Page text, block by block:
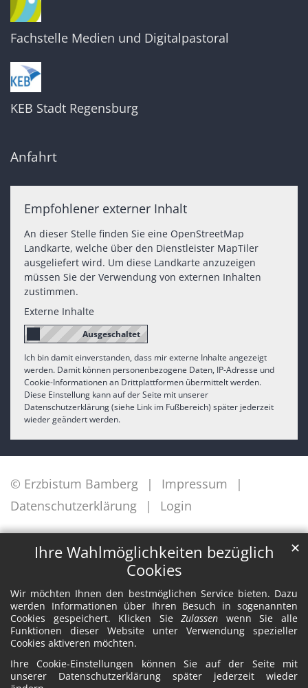
Ihre Wahlmöglichkeiten bezüglich
Cookies
Wir möchten Ihnen den bestmöglichen Service bieten. Dazu
werden Informationen über Ihren Besuch in sogenannten
Cookies gespeichert. Klicken SieZulassen wenn Sie alle
Funktionen dieser Website unter Verwendung spezieller
Cookies aktiveren möchten.
Ihre Cookie-Einstellungen können Sie auf der Seite mit
unserer Datenschutzerklärung später jederzeit wieder
✕
Fachstelle Medien und Digitalpastoral
KEB Stadt Regensburg
Anfahrt
Empfohlener externer Inhalt
An dieser Stelle finden Sie eine OpenStreetMap
Landkarte, welche über den Dienstleister MapTiler
ausgeliefert wird. Um diese Landkarte anzuzeigen
müssen Sie der Verwendung von externen Inhalten
zustimmen.
Externe Inhalte
Ich bin damit einverstanden, dass mir externe Inhalte angezeigt
werden. Damit können personenbezogene Daten, IP-Adresse und
Cookie-Informationen an Drittplattformen übermittelt werden.
Diese Einstellung kann auf der Seite mit unserer
Datenschutzerklärung (siehe Link im Fußbereich) später jederzeit
wieder geändert werden.
© Erzbistum Bamberg
Impressum
Datenschutzerklärung
Login